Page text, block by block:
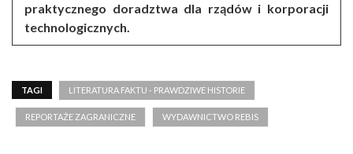
praktycznego doradztwa dla rządów i korporacji
technologicznych.
TAGI LITERATURA FAKTU - PRAWDZIWE HISTORIE
REPORTAŻE ZAGRANICZNE WYDAWNICTWO REBIS